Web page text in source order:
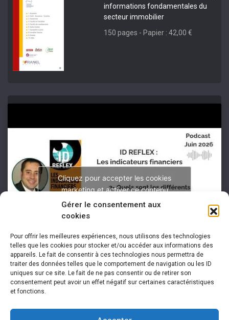
Gérer le consentement aux
cookies
Pour offrir les meilleures expériences, nous utilisons des technologies
telles que les cookies pour stocker et/ou accéder aux informations des
appareils. Le fait de consentir à ces technologies nous permettra de
traiter des données telles que le comportement de navigation ou les ID
uniques sur ce site. Le fait de ne pas consentir ou de retirer son
consentement peut avoir un effet négatif sur certaines caractéristiques
et fonctions.
informations fondamentales du
secteur immobilier
150 pages - Papier : 42,00 €
Cliquez pour accepter les cookies
marketing et activer ce contenu